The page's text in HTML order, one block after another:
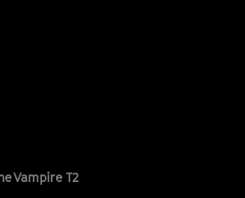
Vampire T2